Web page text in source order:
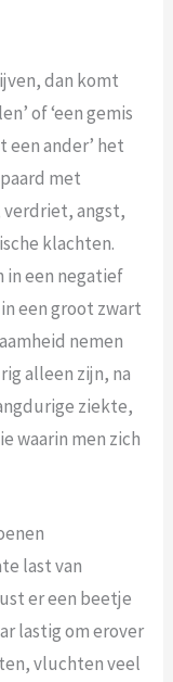
dan komt
of ‘een gemis
een ander’ het
met
verdriet, angst,
klachten.
in een negatief
een groot zwart
nemen
alleen zijn, na
ziekte,
waarin men zich
last van
er een beetje
lastig om erover
vluchten veel